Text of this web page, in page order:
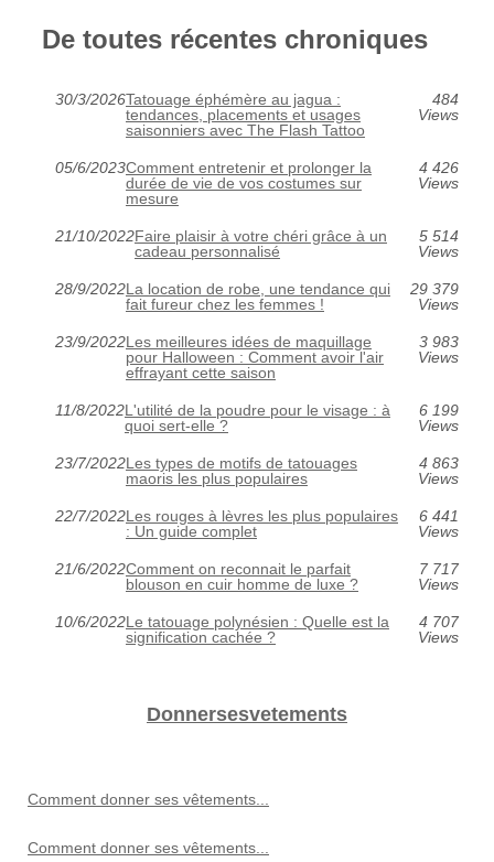
De toutes récentes chroniques
30/3/2026Tatouage éphémère au jagua :
tendances, placements et usages
saisonniers avec The Flash Tattoo
484
Views
05/6/2023Comment entretenir et prolonger la
durée de vie de vos costumes sur
mesure
4 426
Views
21/10/2022Faire plaisir à votre chéri grâce à un
cadeau personnalisé
5 514
Views
28/9/2022La location de robe, une tendance qui
fait fureur chez les femmes !
29 379
Views
23/9/2022Les meilleures idées de maquillage
pour Halloween : Comment avoir l'air
effrayant cette saison
3 983
Views
11/8/2022L'utilité de la poudre pour le visage : à
quoi sert-elle ?
6 199
Views
23/7/2022Les types de motifs de tatouages
maoris les plus populaires
4 863
Views
22/7/2022Les rouges à lèvres les plus populaires
: Un guide complet
6 441
Views
21/6/2022Comment on reconnait le parfait
blouson en cuir homme de luxe ?
7 717
Views
10/6/2022Le tatouage polynésien : Quelle est la
signification cachée ?
4 707
Views
Donnersesvetements
Comment donner ses vêtements...
Comment donner ses vêtements...